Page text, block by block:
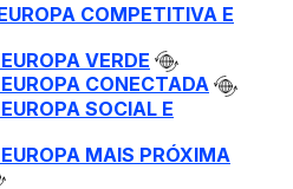
COMPETITIVA E
VERDE
CONECTADA
SOCIAL E
MAIS PRÓXIMA